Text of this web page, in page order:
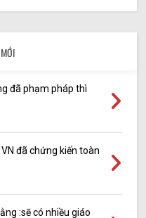
đã phạm pháp thì
đã chứng kiến toàn
:sẽ có nhiều giáo